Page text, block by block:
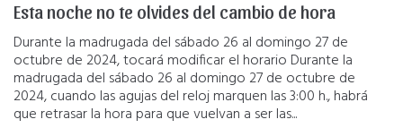
Esta noche no te olvides del cambio de hora
Durante la madrugada del sábado 26 al domingo 27 de
octubre de 2024, tocará modificar el horario Durante la
madrugada del sábado 26 al domingo 27 de octubre de
2024, cuando las agujas del reloj marquen las 3:00 h., habrá
que retrasar la hora para que vuelvan a ser las...